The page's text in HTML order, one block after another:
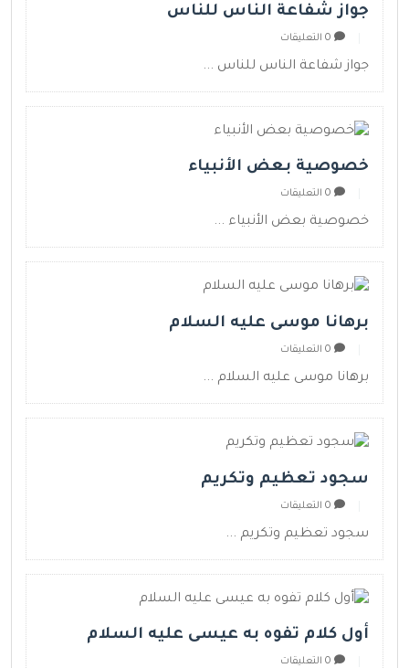
جواز شفاعة الناس للناس
جواز شفاعة الناس للناس ...
خصوصية بعض الأنبياء
خصوصية بعض الأنبياء ...
برهانا موسى عليه السلام
برهانا موسى عليه السلام ...
سجود تعظيم وتكريم
سجود تعظيم وتكريم ...
أول كلام تفوه به عيسى عليه السلام